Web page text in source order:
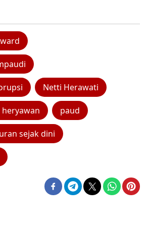
Netti Herawati
paud
sejak dini